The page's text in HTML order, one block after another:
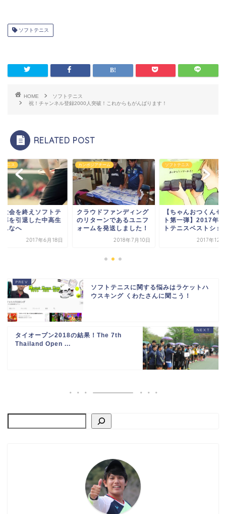
ソフトテニス
HOME
ソフトテニス
祝！チャンネル登録2000人突破！これからもがんばります！
RELATED POST
テニス
大会を終えソフトテ
部を引退した中高生
んなへ
2017年6月18日
カンボジアチーム
クラウドファンディング
のリターンであるユニフ
ォームを発送しました！
2018年7月10日
ソフトテニス
【ちゃんおつくんセ
ト第一弾】2017年
トテニスベストショ
2017年12
ソフトテニスに関する悩みはラケットハ
ウスキング くわたさんに聞こう！
タイオープン2018の結果！The 7th
Thailand Open ...